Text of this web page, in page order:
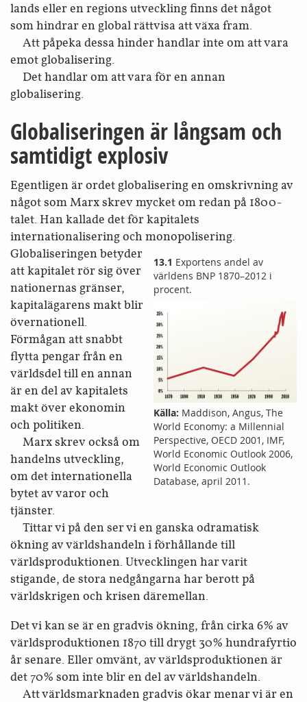
lands eller en regions utveckling finns det något
som hindrar en global rättvisa att växa fram.
Att påpeka dessa hinder handlar inte om att vara
emot globalisering.
Det handlar om att vara för en annan
globalisering.
Globaliseringen är långsam och
samtidigt explosiv
Egentligen är ordet globalisering en omskrivning av
något som Marx skrev mycket om redan på 1800-
talet. Han kallade det för kapitalets
internationalisering och monopolisering.
13.1 Exportens andel av
världens BNP 1870–2012 i
procent.
Källa: Maddison, Angus, The
World Economy: a Millennial
Perspective, OECD 2001, IMF,
World Economic Outlook 2006,
World Economic Outlook
Database, april 2011.
Globaliseringen betyder
att kapitalet rör sig över
nationernas gränser,
kapitalägarens makt blir
övernationell.
Förmågan att snabbt
flytta pengar från en
världsdel till en annan
är en del av kapitalets
makt över ekonomin
och politiken.
Marx skrev också om
handelns utveckling,
om det internationella
bytet av varor och
tjänster.
Tittar vi på den ser vi en ganska odramatisk
ökning av världshandeln i förhållande till
världsproduktionen. Utvecklingen har varit
stigande, de stora nedgångarna har berott på
världskrigen och krisen däremellan.
Det vi kan se är en gradvis ökning, från cirka 6% av
världsproduktionen 1870 till drygt 30% hundrafyrtio
år senare. Eller omvänt, av världsproduktionen är
det 70% som inte blir en del av världshandeln.
Att världsmarknaden gradvis ökar menar vi är en